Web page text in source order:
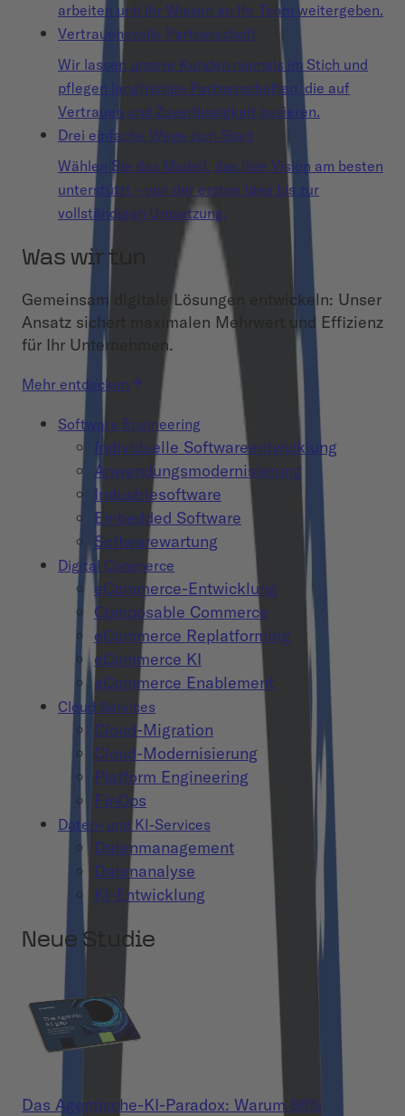
arbeiten und ihr Wissen an Ihr Team weitergeben.
Vertrauensvolle Partnerschaft
Wir lassen unsere Kunden niemals im Stich und
pflegen langfristige Partnerschaften, die auf
Vertrauen und Zuverlässigkeit basieren.
Drei einfache Wege zum Start
Wählen Sie das Modell, das Ihre Vision am besten
unterstützt – von der ersten Idee bis zur
vollständigen Umsetzung.
Was wir tun
Gemeinsam digitale Lösungen entwickeln: Unser
Ansatz sichert maximalen Mehrwert und Effizienz
für Ihr Unternehmen.
Mehr entdecken
Software Engineering
Individuelle Softwareentwicklung
Anwendungsmodernisierung
Industriesoftware
Embedded Software
Softwarewartung
Digital Commerce
eCommerce-Entwicklung
Composable Commerce
eCommerce Replatforming
eCommerce KI
eCommerce Enablement
Cloud Services
Cloud-Migration
Cloud-Modernisierung
Platform Engineering
FinOps
Daten- und KI-Services
Datenmanagement
Datenanalyse
KI-Entwicklung
Neue Studie
Das Agentische-KI-Paradox: Warum 86%